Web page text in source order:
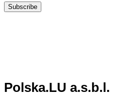
Subscribe
Polska.LU a.s.b.l.